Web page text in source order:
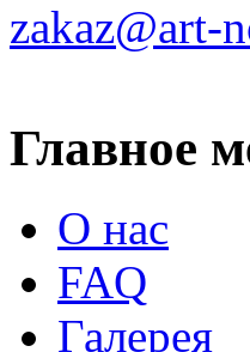
zakaz@art-
Главное
О нас
FAQ
Галерея